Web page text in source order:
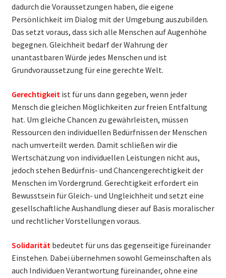
dadurch die Voraussetzungen haben, die eigene
Persönlichkeit im Dialog mit der Umgebung auszubilden.
Das setzt voraus, dass sich alle Menschen auf Augenhöhe
begegnen. Gleichheit bedarf der Wahrung der
unantastbaren Würde jedes Menschen und ist
Grundvoraussetzung für eine gerechte Welt.
Gerechtigkeit ist für uns dann gegeben, wenn jeder
Mensch die gleichen Möglichkeiten zur freien Entfaltung
hat. Um gleiche Chancen zu gewährleisten, müssen
Ressourcen den individuellen Bedürfnissen der Menschen
nach umverteilt werden. Damit schließen wir die
Wertschätzung von individuellen Leistungen nicht aus,
jedoch stehen Bedürfnis- und Chancengerechtigkeit der
Menschen im Vordergrund. Gerechtigkeit erfordert ein
Bewusstsein für Gleich- und Ungleichheit und setzt eine
gesellschaftliche Aushandlung dieser auf Basis moralischer
und rechtlicher Vorstellungen voraus.
Solidarität bedeutet für uns das gegenseitige füreinander
Einstehen. Dabei übernehmen sowohl Gemeinschaften als
auch Individuen Verantwortung füreinander, ohne eine